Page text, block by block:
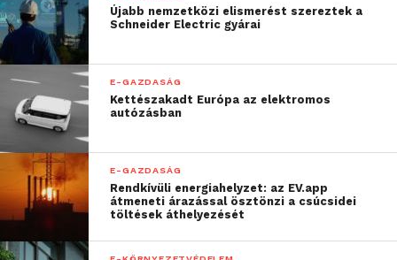
A szerverbérlés során fontos, hogy a választott
szolgáltató támogassa az üzemeltetési folyamatokat,
ezzel elkerülve a leállásokat és az adatvesztést.
Ügyfélszolgálat és
támogatás
Nem elég, ha egy szolgáltatás megbízható, az is
fontos, hogy gyors és hatékony ügyfélszolgálati
támogatás álljon rendelkezésre. A Datatrans
Újabb nemzetközi elismerést szereztek a
Schneider Electric gyárai
E-GAZDASÁG
Kettészakadt Európa az elektromos
autózásban
E-GAZDASÁG
Rendkívüli energiahelyzet: az EV.app
átmeneti árazással ösztönzi a csúcsidei
töltések áthelyezését